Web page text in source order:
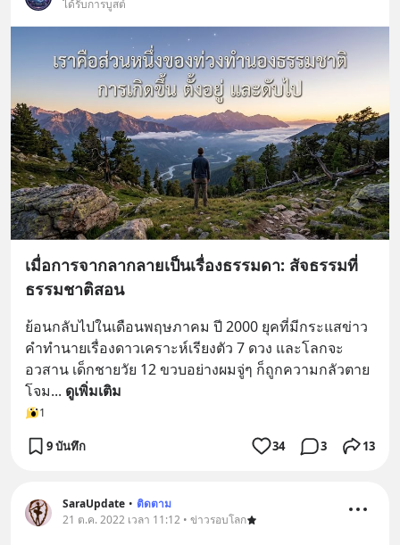
ได้รับการบูสต์
เมื่อการจากลากลายเป็นเรื่องธรรมดา: สัจธรรมที่
ธรรมชาติสอน
ย้อนกลับไปในเดือนพฤษภาคม ปี 2000 ยุคที่มีกระแสข่าว
คำทำนายเรื่องดาวเคราะห์เรียงตัว 7 ดวง และโลกจะ
อวสาน เด็กชายวัย 12 ขวบอย่างผมจู่ๆ ก็ถูกความกลัวตาย
โจม... ดูเพิ่มเติม
1
9 บันทึก 34 3 13
SaraUpdate • ติดตาม
21 ต.ค. 2022 เวลา 11:12 • ข่าวรอบโลก